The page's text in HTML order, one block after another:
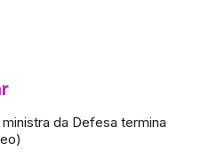
da Defesa termina